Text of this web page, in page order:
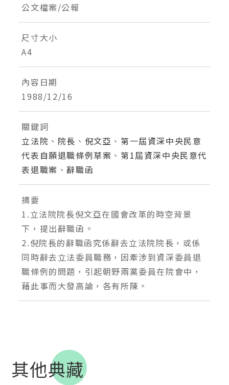
公文檔案/公報
尺寸大小
A4
內容日期
1988/12/16
關鍵詞
立法院 、 院長 、 倪文亞 、 第一屆資深中央民意
代表自願退職條例草案 、 第1屆資深中央民意代
表退職案 、 辭職函
摘要
1.立法院院長倪文亞在國會改革的時空背景
下，提出辭職函。
2.倪院長的辭職函究係辭去立法院院長，或係
同時辭去立法委員職務，因牽涉到資深委員退
職條例的問題，引起朝野兩黨委員在院會中，
藉此事而大發高論，各有所陳。
其他典藏